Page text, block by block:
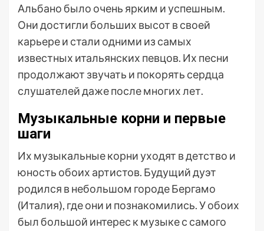
Альбано было очень ярким и успешным.
Они достигли больших высот в своей
карьере и стали одними из самых
известных итальянских певцов. Их песни
продолжают звучать и покорять сердца
слушателей даже после многих лет.
Музыкальные корни и первые
шаги
Их музыкальные корни уходят в детство и
юность обоих артистов. Будущий дуэт
родился в небольшом городе Бергамо
(Италия), где они и познакомились. У обоих
был большой интерес к музыке с самого